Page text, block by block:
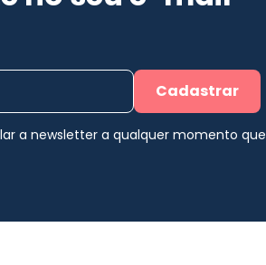
Cadastrar
a newsletter a qualquer momento que